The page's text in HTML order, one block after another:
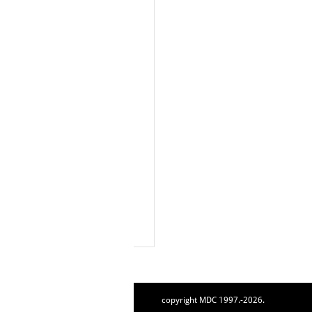
copyright MDC 1997.-2026.